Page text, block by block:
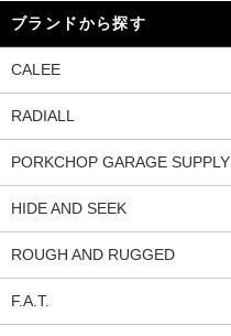
ブランドから探す
CALEE
RADIALL
PORKCHOP GARAGE SUPPLY
HIDE AND SEEK
ROUGH AND RUGGED
F.A.T.